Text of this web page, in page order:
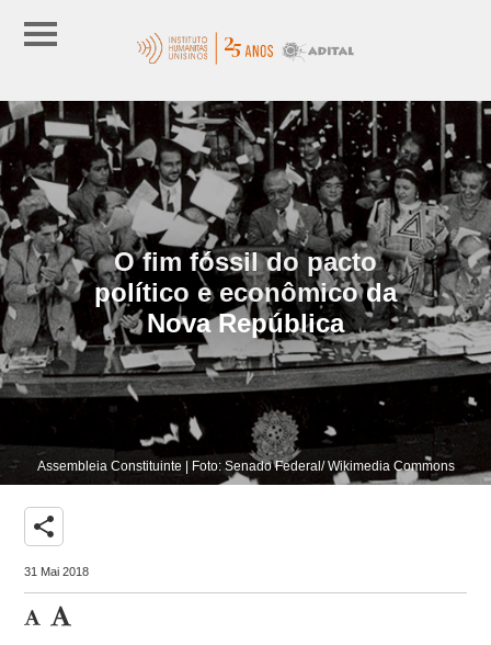
O fim fóssil do pacto
político e econômico da
Nova República
Assembleia Constituinte | Foto: Senado Federal/ Wikimedia Commons
share
31 Mai 2018